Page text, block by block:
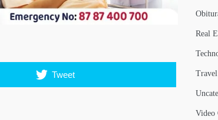
Tweet
Real
Travel
Video